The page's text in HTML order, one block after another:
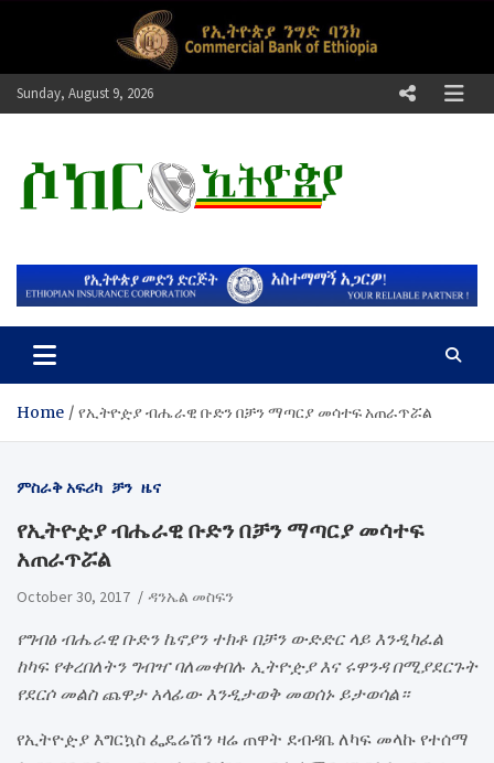
Sunday, August 9, 2026
ሶከር ኢትዮጵያ
Home ​የኢትዮዽያ ብሔራዊ ቡድን በቻን ማጣርያ መሳተፍ አጠራጥሯል
ምስራቅ አፍሪካ ቻን ዜና
​የኢትዮዽያ ብሔራዊ ቡድን በቻን ማጣርያ መሳተፍ
አጠራጥሯል
October 30, 2017 ዳንኤል መስፍን
የግብፅ ብሔራዊ ቡድን ኬኖያን ተክቶ በቻን ውድድር ላይ እንዲካፈል
ከካፍ የቀረበለትን ግብዣ ባለመቀበሉ ኢትዮዽያ እና ሩዋንዳ በሚያደርጉት
የደርሶ መልስ ጨዋታ አላፊው እንዲታወቅ መወሰኑ ይታወሳል።
የኢትዮዽያ እግርኳስ ፌዴሬሽን ዛሬ ጠዋት ደብዳቤ ለካፍ መላኩ የተሰማ